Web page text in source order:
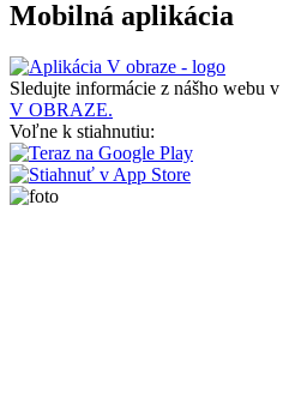
Mobilná aplikácia
Sledujte informácie z nášho webu v
V OBRAZE.
Voľne k stiahnutiu: